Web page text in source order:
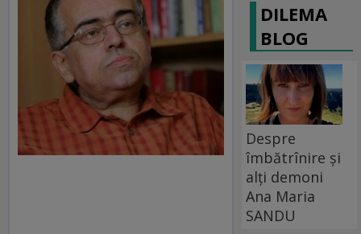
DILEMA
BLOG
Despre
îmbătrînire și
alți demoni
Ana Maria
SANDU